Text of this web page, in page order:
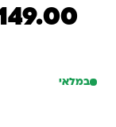
של לקוחות
המחיר המקורי היה:
המחיר הנוכחי הוא:
במלאי